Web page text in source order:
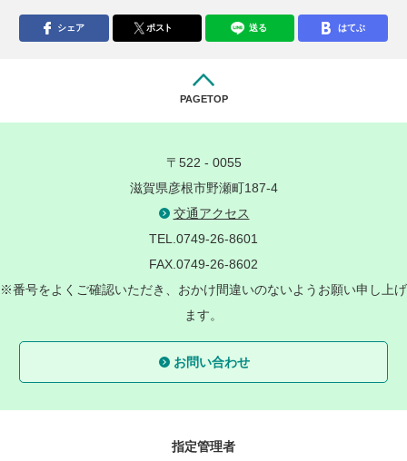
シェア ポスト 送る はてぶ
PAGETOP
〒522 - 0055
滋賀県彦根市野瀬町187-4
交通アクセス
TEL.0749-26-8601
FAX.0749-26-8602
※番号をよくご確認いただき、おかけ間違いのないようお願い申し上げ
ます。
お問い合わせ
指定管理者